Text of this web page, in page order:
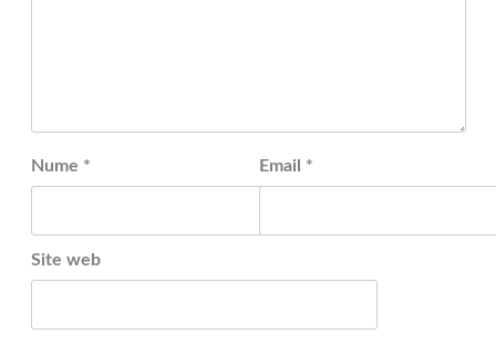
Nume * Email *
Site web